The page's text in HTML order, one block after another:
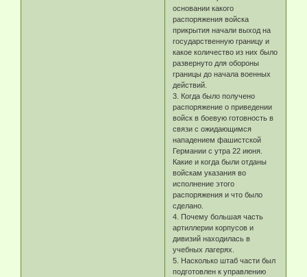
основании какого
распоряжения войска
прикрытия начали выход на
государственную границу и
какое количество из них было
развернуто для обороны
границы до начала военных
действий.
3. Когда было получено
распоряжение о приведении
войск в боевую готовность в
связи с ожидающимся
нападением фашистской
Германии с утра 22 июня.
Какие и когда были отданы
войскам указания во
исполнение этого
распоряжения и что было
сделано.
4. Почему большая часть
артиллерии корпусов и
дивизий находилась в
учебных лагерях.
5. Насколько штаб части был
подготовлен к управлению